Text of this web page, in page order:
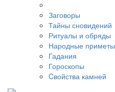
Заговоры
Тайны сновидений
Ритуалы и обряды
Народные приметы
Гадания
Гороскопы
Cвойства камней